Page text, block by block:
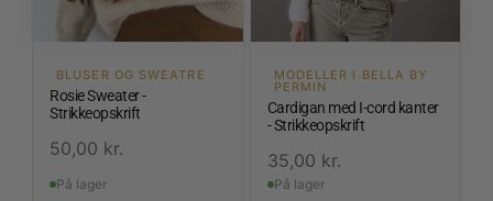
BLUSER OG SWEATRE
Rosie Sweater -
Strikkeopskrift
50,00 kr.
På lager
MODELLER I BELLA BY
PERMIN
Cardigan med I-cord kanter
- Strikkeopskrift
35,00 kr.
På lager